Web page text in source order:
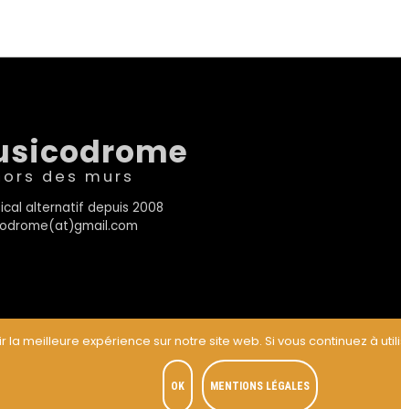
des murs
alternatif depuis 2008
meilleure expérience sur notre site web. Si vous continuez à
OK MENTIONS LÉGALES